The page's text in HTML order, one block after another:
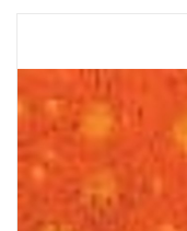
SELADON ZOMERDEALS